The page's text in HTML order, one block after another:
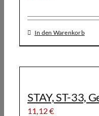
In den Warenkorb
STAY, ST-33,
11,12€